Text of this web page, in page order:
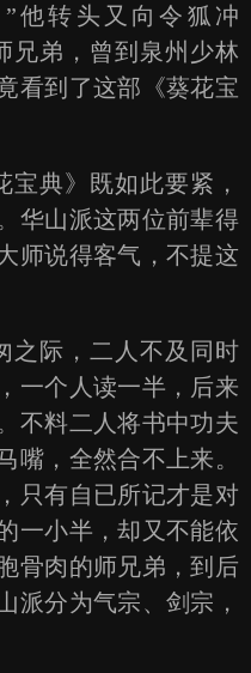
他转头又向令狐冲
兄弟，曾到泉州少林
看到了这部《葵花宝
典》既如此要紧，
华山派这两位前辈得
师说得客气，不提这
际，二人不及同时
一个人读一半，后来
不料二人将书中功夫
嘴，全然合不上来。
只有自已所记才是对
一小半，却又不能依
骨肉的师兄弟，到后
派分为气宗、剑宗，